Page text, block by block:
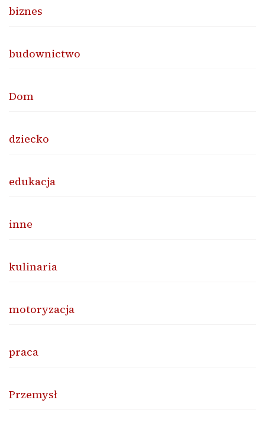
biznes
budownictwo
Dom
dziecko
edukacja
inne
kulinaria
motoryzacja
praca
Przemysł